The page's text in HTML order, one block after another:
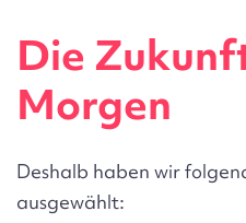
Die
Morgen
Deshalb haben wir
ausgewählt: